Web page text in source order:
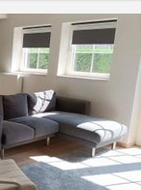
KV 1427
et moderne, proche de
( 4 km). Bus 34 pour
: 480€ par mois,
fumeur uniquement en
sont occupées par...